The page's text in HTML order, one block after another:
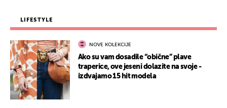
LIFESTYLE
NOVE KOLEKCIJE
Ako su vam dosadile “obične” plave
traperice, ove jeseni dolazite na svoje -
izdvajamo 15 hit modela